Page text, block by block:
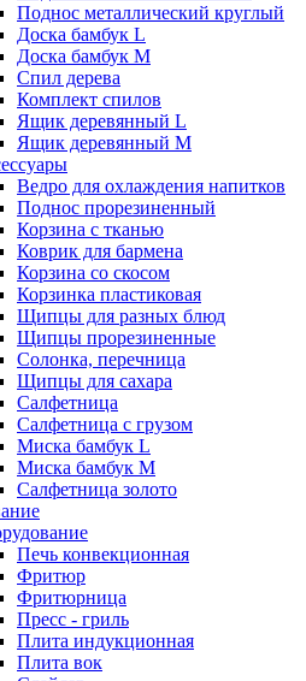
Поднос металлический круглый
Доска бамбук L
Доска бамбук M
Спил дерева
Комплект спилов
Ящик деревянный L
Ящик деревянный M
Ведро для охлаждения напитков
Поднос прорезиненный
Корзина с тканью
Коврик для бармена
Корзина со скосом
Корзинка пластиковая
Щипцы для разных блюд
Щипцы прорезиненные
Солонка, перечница
Щипцы для сахара
Салфетница
Салфетница с грузом
Миска бамбук L
Миска бамбук M
Салфетница золото
Печь конвекционная
Фритюр
Фритюрница
Пресс - гриль
Плита индукционная
Плита вок